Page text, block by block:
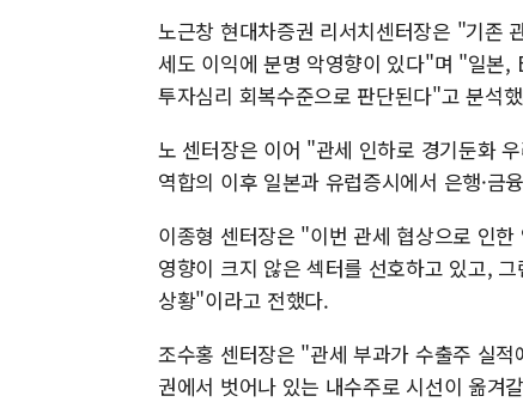
노근창 현대차증권 리서치센터장은 "기존
세도 이익에 분명 악영향이 있다"며 "일본,
투자심리 회복수준으로 판단된다"고 분석
노 센터장은 이어 "관세 인하로 경기둔화
역합의 이후 일본과 유럽증시에서 은행·금
이종형 센터장은 "이번 관세 협상으로 인
영향이 크지 않은 섹터를 선호하고 있고,
상황"이라고 전했다.
조수홍 센터장은 "관세 부과가 수출주 실
권에서 벗어나 있는 내수주로 시선이 옮겨